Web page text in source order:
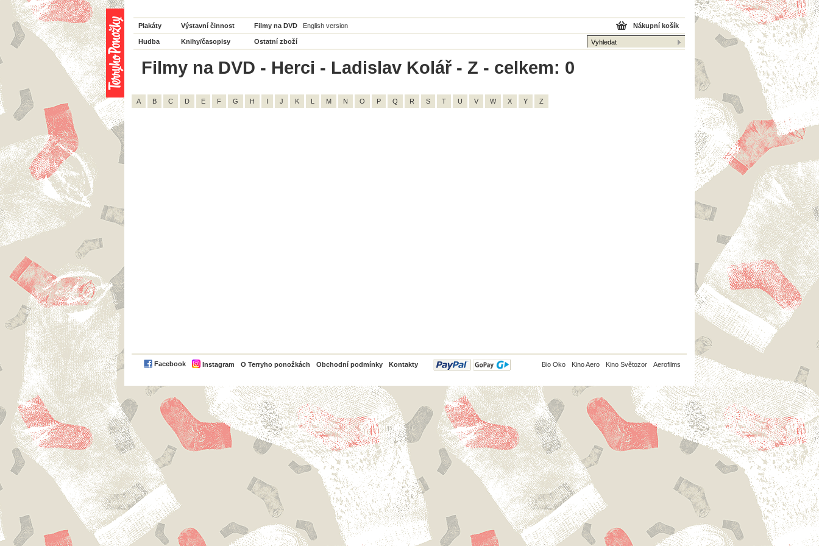
Plakáty Výstavní činnost Filmy na DVD English version
Hudba Knihy/časopisy Ostatní zboží
Nákupní košík
Filmy na DVD - Herci - Ladislav Kolář - Z - celkem: 0
A B C D E F G H I J K L M N O P Q R S T U V W X Y Z
Facebook Instagram O Terryho ponožkách Obchodní podmínky Kontakty
PayPal Bio Oko Kino Aero Kino Světozor Aerofilms